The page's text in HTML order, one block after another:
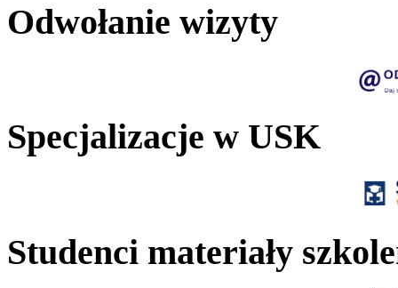
Odwołanie wizyty
Specjalizacje w USK
Studenci materiały